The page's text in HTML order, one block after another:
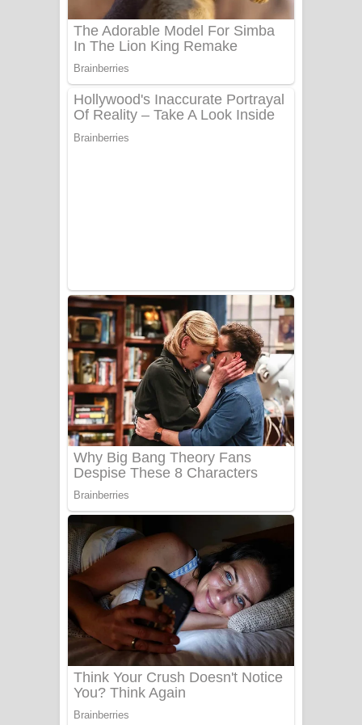
Benthara Palame Song Lyrics -
බෙන්තර පාලමේ ගීතයේ පද පෙළ
Sanda Babalena Song Lyrics - සඳ
බැබලෙන ගීතයේ පද පෙළ
Katakara Song Lyrics - කටකාර ගීතයේ
පද පෙළ
Tharu Yaye Dilena Song Lyrics - තරු
යායේ දිලෙනා ගීතයේ පද පෙළ
Ow Man Sosa Song Lyrics - ඔව් මං
සෝසා ගීතයේ පද පෙළ
Heavy Weight Song Lyrics
Aye Lanweela Song Lyrics - ආයේ
ලංවීලා ගීතයේ පද පෙළ
Ala purannata Song Lyrics - ආල
පුරන්නට ගීතයේ පද පෙළ
FEVER DREAM Lyrics - Alex Warren
BTS : Hooligan Lyrics